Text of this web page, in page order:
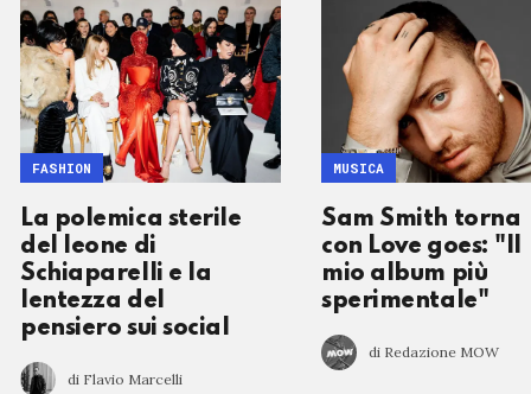
La polemica sterile
del leone di
Schiaparelli e la
lentezza del
pensiero sui social
di Flavio Marcelli
FASHION
Sam Smith torna
con Love goes: "Il
mio album più
sperimentale"
di Redazione MOW
MUSICA